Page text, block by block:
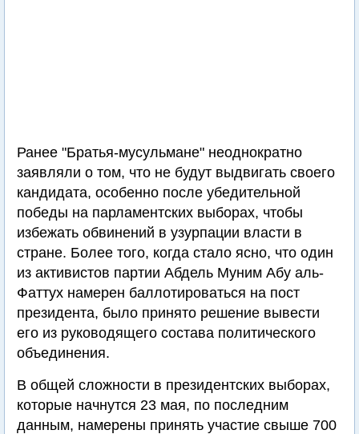
Ранее "Братья-мусульмане" неоднократно
заявляли о том, что не будут выдвигать своего
кандидата, особенно после убедительной
победы на парламентских выборах, чтобы
избежать обвинений в узурпации власти в
стране. Более того, когда стало ясно, что один
из активистов партии Абдель Муним Абу аль-
Фаттух намерен баллотироваться на пост
президента, было принято решение вывести
его из руководящего состава политического
объединения.
В общей сложности в президентских выборах,
которые начнутся 23 мая, по последним
данным, намерены принять участие свыше 700